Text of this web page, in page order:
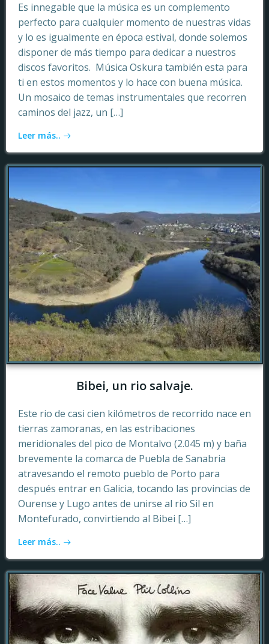
Es innegable que la música es un complemento
perfecto para cualquier momento de nuestras vidas
y lo es igualmente en época estival, donde solemos
disponer de más tiempo para dedicar a nuestros
discos favoritos. Música Oskura también esta para
ti en estos momentos y lo hace con buena música.
Un mosaico de temas instrumentales que recorren
caminos del jazz, un […]
Leer más..
Bibei, un rio salvaje.
Este rio de casi cien kilómetros de recorrido nace en
tierras zamoranas, en las estribaciones
meridionales del pico de Montalvo (2.045 m) y baña
brevemente la comarca de Puebla de Sanabria
atravesando el remoto pueblo de Porto para
después entrar en Galicia, tocando las provincias de
Ourense y Lugo antes de unirse al rio Sil en
Montefurado, convirtiendo al Bibei […]
Leer más..